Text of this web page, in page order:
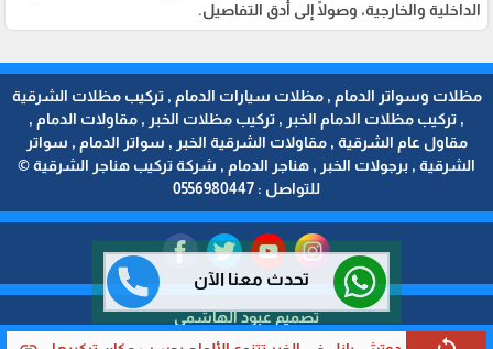
تحدث معنا الآن
الداخلية والخارجية، وصولًا إلى أدق التفاصيل.
مظلات وسواتر الدمام , مظلات سيارات الدمام , تركيب مظلات الشرقية
, تركيب مظلات الدمام الخبر , تركيب مظلات الخبر , مقاولات الدمام ,
مقاول عام الشرقية , مقاولات الشرقية الخبر , سواتر الدمام , سواتر
الشرقية , برجولات الخبر , هناجر الدمام , شركة تركيب هناجر الشرقية ©
للتواصل : 0556980447
تصميم عبود الهاشمي